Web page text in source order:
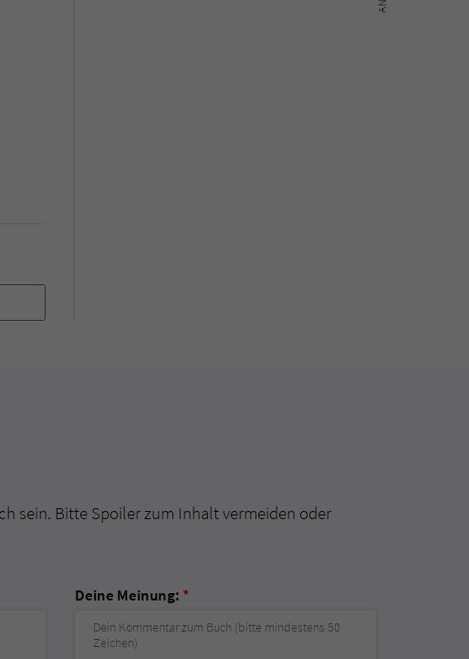
sein. Bitte Spoiler zum Inhalt vermeiden oder
Deine Meinung: *